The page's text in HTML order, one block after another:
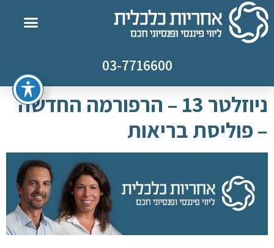
03-7716600
ניוזלטר 13 – הרפורמה החדשה
– פוליסת בריאות